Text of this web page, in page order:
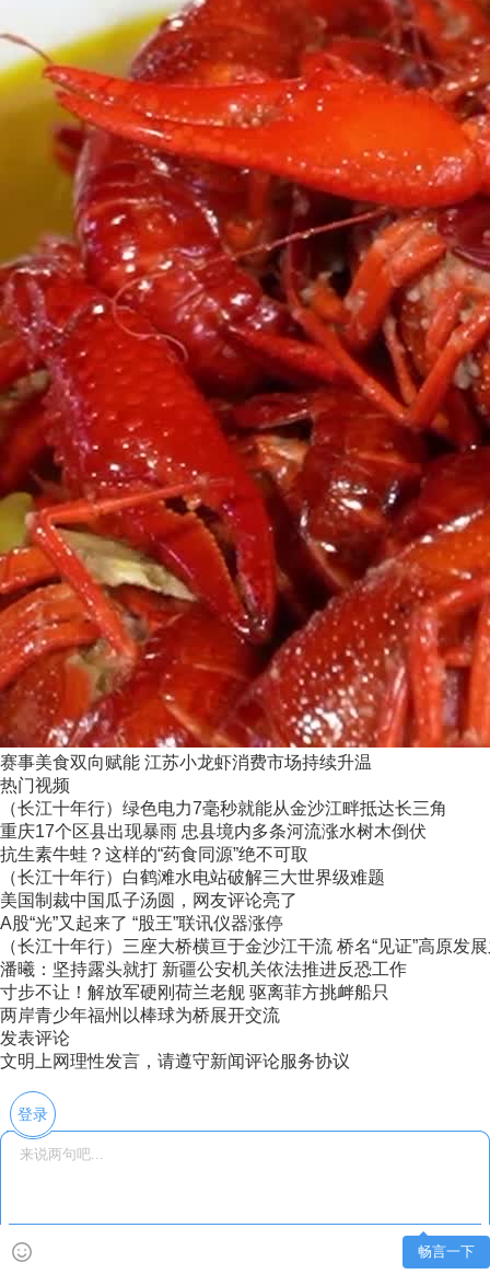
赛事美食双向赋能 江苏小龙虾消费市场持续升温
热门视频
（长江十年行）绿色电力7毫秒就能从金沙江畔抵达长三角
重庆17个区县出现暴雨 忠县境内多条河流涨水树木倒伏
抗生素牛蛙？这样的“药食同源”绝不可取
（长江十年行）白鹤滩水电站破解三大世界级难题
美国制裁中国瓜子汤圆，网友评论亮了
A股“光”又起来了 “股王”联讯仪器涨停
（长江十年行）三座大桥横亘于金沙江干流 桥名“见证”高原发
潘曦：坚持露头就打 新疆公安机关依法推进反恐工作
寸步不让！解放军硬刚荷兰老舰 驱离菲方挑衅船只
两岸青少年福州以棒球为桥展开交流
发表评论
文明上网理性发言，请遵守新闻评论服务协议
登录
畅言一下